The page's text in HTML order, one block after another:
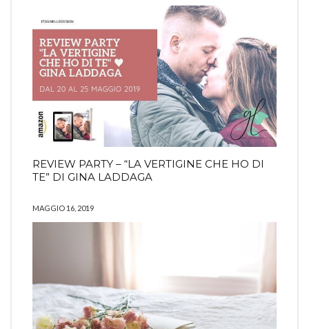
REVIEW PARTY – “LA VERTIGINE CHE HO DI
TE” DI GINA LADDAGA
MAGGIO 16, 2019